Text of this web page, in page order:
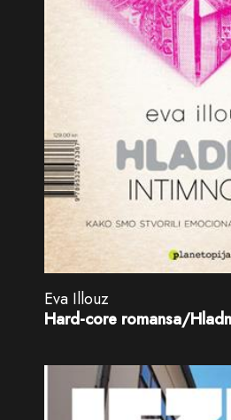
Eva Illouz
Hard-core romansa/